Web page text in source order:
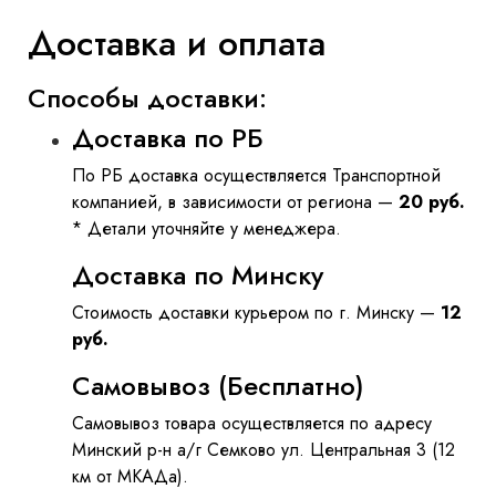
Доставка и оплата
Способы доставки:
Доставка по РБ
По РБ доставка осуществляется Транспортной
компанией, в зависимости от региона — 20 руб.
* Детали уточняйте у менеджера.
Доставка по Минску
Стоимость доставки курьером по г. Минску — 12
руб.
Самовывоз (Бесплатно)
Самовывоз товара осуществляется по адресу
Минский р-н а/г Семково ул. Центральная 3 (12
км от МКАДа).